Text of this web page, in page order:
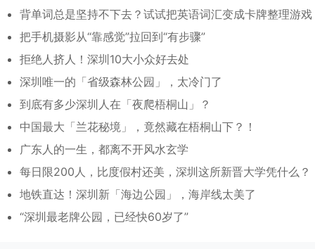
背单词总是坚持不下去？试试把英语词汇变成卡牌整理游戏
把手机摄影从“靠感觉”拉回到“有步骤”
拒绝人挤人！深圳10大小众好去处
深圳唯一的「省级森林公园」，太冷门了
到底有多少深圳人在「夜爬梧桐山」？
中国最大「兰花秘境」，竟然藏在梧桐山下？！
广东人的一生，都离不开风水玄学
每日限200人，比度假村还美，深圳这所新晋大学凭什么？
地铁直达！深圳新「海边公园」，海岸线太美了
“深圳最老牌公园，已经快60岁了”